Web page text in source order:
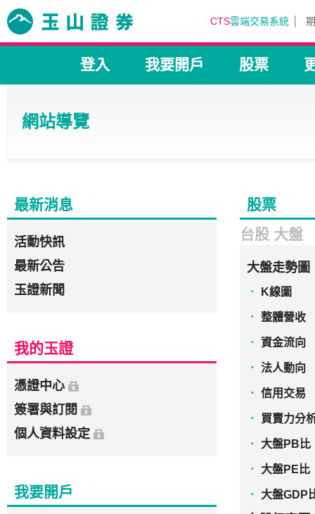
CTS雲端交易系統
登入 我要開戶 股票
網站導覽
最新消息
活動快訊
最新公告
玉證新聞
我的玉證
憑證中心
簽署與訂閱
個人資料設定
我要開戶
股票
台股 大盤
大盤走勢圖
K線圖
整體營收
資金流向
法人動向
信用交易
買賣力分
大盤PB比
大盤PE比
大盤GDP